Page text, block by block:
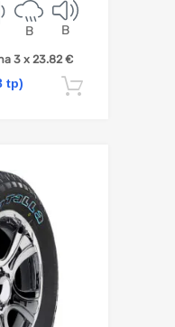
B B
3 x 23.82 €
tp)